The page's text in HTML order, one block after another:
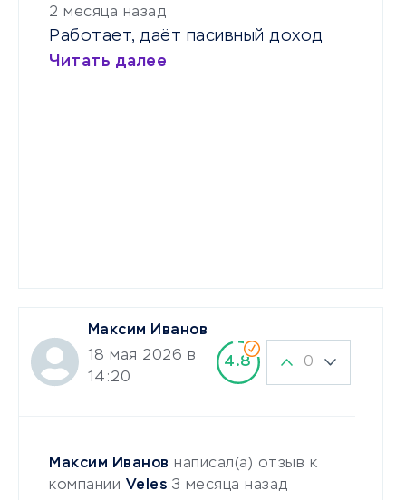
2 месяца назад
Работает, даёт пасивный доход
Читать далее
Максим Иванов
18 мая 2026 в
14:20
4.8 0
Максим Иванов написал(а) отзыв к
компании Veles 3 месяца назад